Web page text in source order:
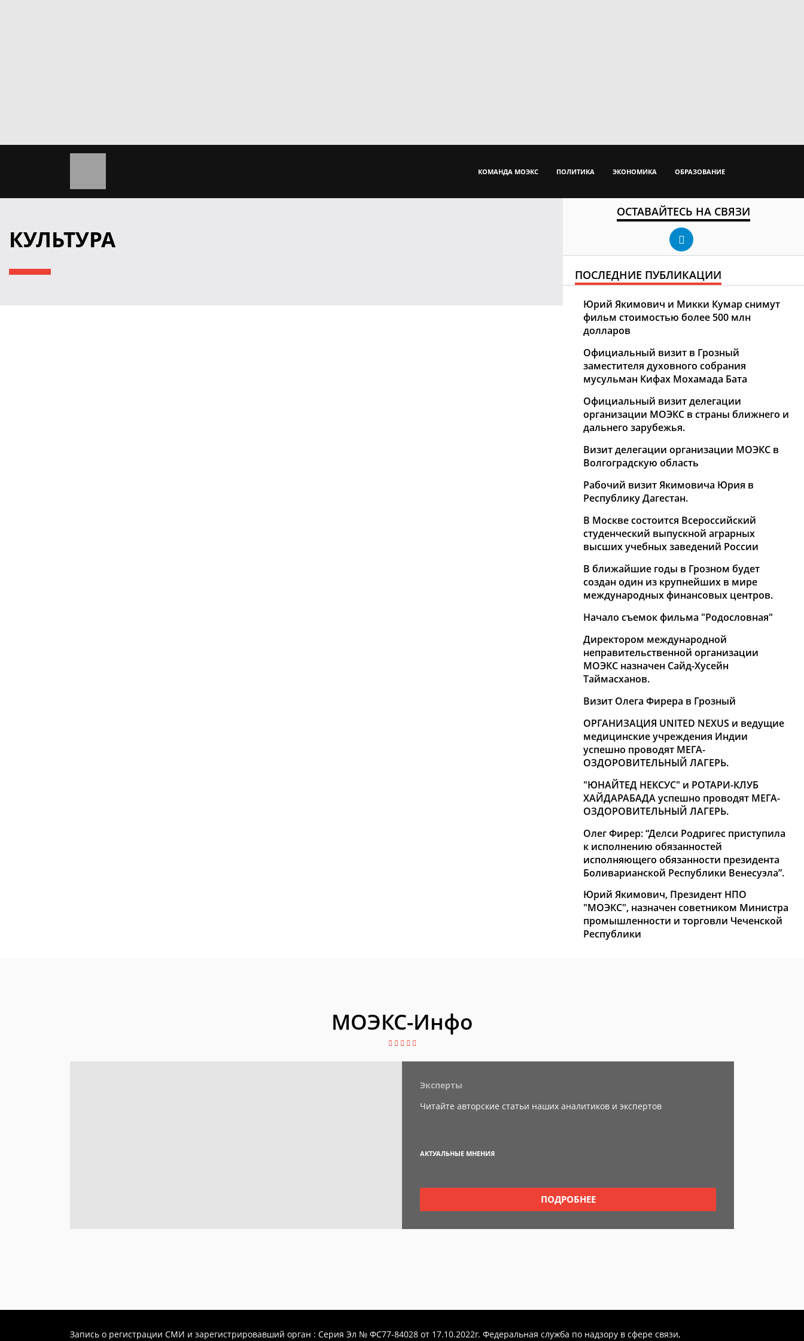
КОМАНДА МОЭКС ПОЛИТИКА ЭКОНОМИКА ОБРАЗОВАНИЕ
ОСТАВАЙТЕСЬ НА СВЯЗИ
ПОСЛЕДНИЕ ПУБЛИКАЦИИ
Юрий Якимович и Микки Кумар снимут
фильм стоимостью более 500 млн
долларов
Официальный визит в Грозный
заместителя духовного собрания
мусульман Кифах Мохамада Бата
Официальный визит делегации
организации MOЭКС в страны ближнего и
дальнего зарубежья.
Визит делегации организации МОЭКС в
Волгоградскую область
Рабочий визит Якимовича Юрия в
Республику Дагестан.
В Москве состоится Всероссийский
студенческий выпускной аграрных
высших учебных заведений России
В ближайшие годы в Грозном будет
создан один из крупнейших в мире
международных финансовых центров.
Начало съемок фильма "Родословная"
Директором международной
неправительственной организации
МОЭКС назначен Сайд-Хусейн
Таймасханов.
Визит Олега Фирера в Грозный
ОРГАНИЗАЦИЯ UNITED NEXUS и ведущие
медицинские учреждения Индии
успешно проводят МЕГА-
ОЗДОРОВИТЕЛЬНЫЙ ЛАГЕРЬ.
"ЮНАЙТЕД НЕКСУС" и РОТАРИ-КЛУБ
ХАЙДАРАБАДА успешно проводят МЕГА-
ОЗДОРОВИТЕЛЬНЫЙ ЛАГЕРЬ.
Олег Фирер: “Делси Родригес приступила
к исполнению обязанностей
исполняющего обязанности президента
Боливарианской Республики Венесуэла”.
Юрий Якимович, Президент НПО
"МОЭКС", назначен советником Министра
промышленности и торговли Чеченской
Республики
КУЛЬТУРА
МОЭКС-Инфо
Эксперты
Читайте авторские статьи наших аналитиков и экспертов
АКТУАЛЬНЫЕ МНЕНИЯ
ПОДРОБНЕЕ
Запись о регистрации СМИ и зарегистрировавший орган : Серия Эл № ФС77-84028 от 17.10.2022г. Федеральная служба по надзору в сфере связи,